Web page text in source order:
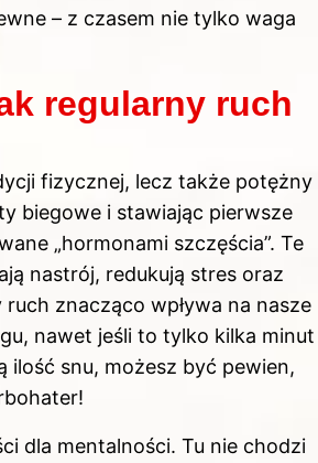
– z czasem nie tylko waga
regularny ruch
fizycznej, lecz także potężny
biegowe i stawiając pierwsze
„hormonami szczęścia”. Te
nastrój, redukują stres oraz
znacząco wpływa na nasze
nawet jeśli to tylko kilka minut
snu, możesz być pewien,
dla mentalności. Tu nie chodzi